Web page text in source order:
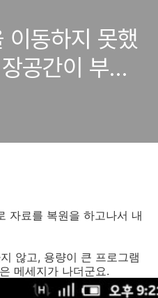
이동하지 못했
공간이 부족
방법
자료를 복원을 하고나서 내
않고, 용량이 큰 프로그램
메세지가 나더군요.